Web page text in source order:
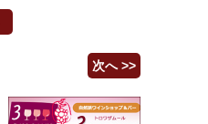
次へ >>